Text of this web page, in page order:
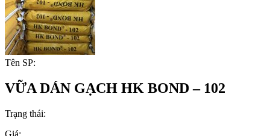
Tên SP:
VỮA DÁN GẠCH HK BOND – 102
Trạng thái:
Giá: